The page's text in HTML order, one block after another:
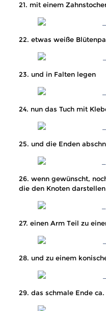
21. mit einem
22. etwas weiße
23. und in Falten legen
24. nun das Tuch mit
25. und die Enden
26. wenn gewünscht,
die den Knoten
27. einen Arm Teil zu
28. und zu einem
29. das schmale Ende